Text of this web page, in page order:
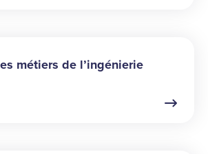
métiers de l’ingénierie